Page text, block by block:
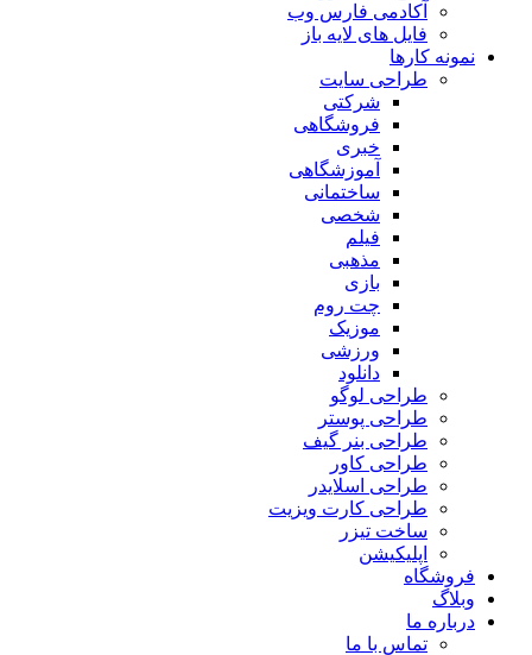
آکادمی فارس وب
فایل های لایه باز
نمونه کارها
طراحی سایت
شرکتی
فروشگاهی
خبری
آموزشگاهی
ساختمانی
شخصی
فیلم
مذهبی
بازی
چت روم
موزیک
ورزشی
دانلود
طراحی لوگو
طراحی پوستر
طراحی بنر گیف
طراحی کاور
طراحی اسلایدر
طراحی کارت ویزیت
ساخت تیزر
اپلیکیشن
فروشگاه
وبلاگ
درباره ما
تماس با ما